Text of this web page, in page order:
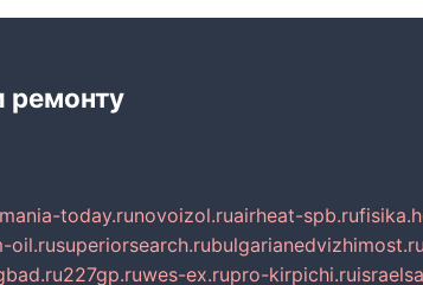
ремонту
today.runovoizol.ruairheat-spb.ru
oil.rusuperiorsearch.rubulgarianedvizhimost.ru
227gp.ruwes-ex.rupro-kirpichi.ru